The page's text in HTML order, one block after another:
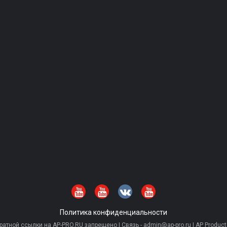
Политика конфиденциальности
ссылки на AP-PRO.RU запрещено | Связь - admin@ap-pro.ru | AP